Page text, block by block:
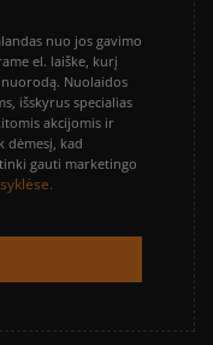
nuo jos gavimo
el. laiške, kurį
Nuolaidos
išskyrus specialias
akcijomis ir
dėmesį, kad
gauti marketingo